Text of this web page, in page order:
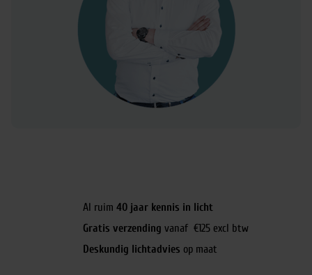
Al ruim 40 jaar kennis in licht
Gratis verzending vanaf €125 excl btw
Deskundig lichtadvies op maat